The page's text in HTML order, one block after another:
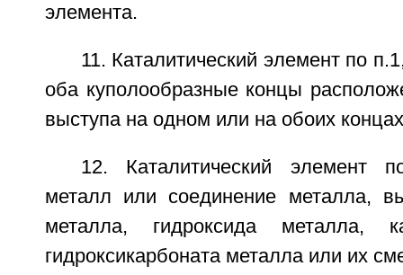
элемента.
11. Каталитический элемент по
оба куполообразные концы
выступа на одном или на обоих
12. Каталитический элемент
металл или соединение металла,
металла, гидроксида металла,
гидроксикарбоната металла или их